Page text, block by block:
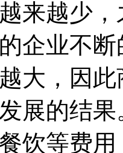
来越少
企业不
大，因
展的结
饮等费